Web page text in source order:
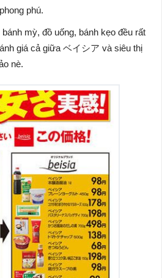
phú.
mỳ, đồ uống, bánh kẹo đều rất
giá cả giữa ベイシア và siêu thị
nè.